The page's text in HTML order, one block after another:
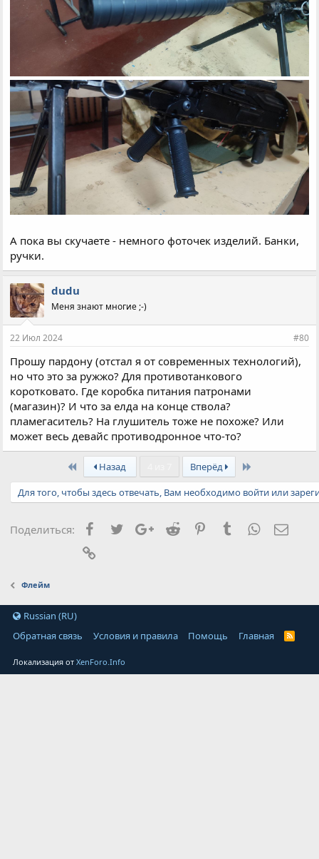
А пока вы скучаете - немного фоточек изделий. Банки,
ручки.
dudu
Меня знают многие ;-)
22 Июл 2024 #80
Прошу пардону (отстал я от современных технологий),
но что это за ружжо? Для противотанкового
коротковато. Где коробка питания патронами
(магазин)? И что за елда на конце ствола?
пламегаситель? На глушитель тоже не похоже? Или
может весь девайс противодронное что-то?
First Назад Вперёд
Для того, чтобы здесь отвечать, Вам необходимо войти или
Поделиться: Facebook
TwitterGoogle+
Reddit PinterestTumblrWhatsApp
Флейм
Russian (RU)
Обратная связь
Условия и правила Помощь Главная
Локализация отXenForo.Info